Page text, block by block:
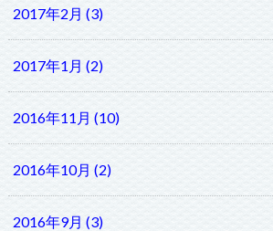
2017年2月 (3)
2017年1月 (2)
2016年11月 (10)
2016年10月 (2)
2016年9月 (3)